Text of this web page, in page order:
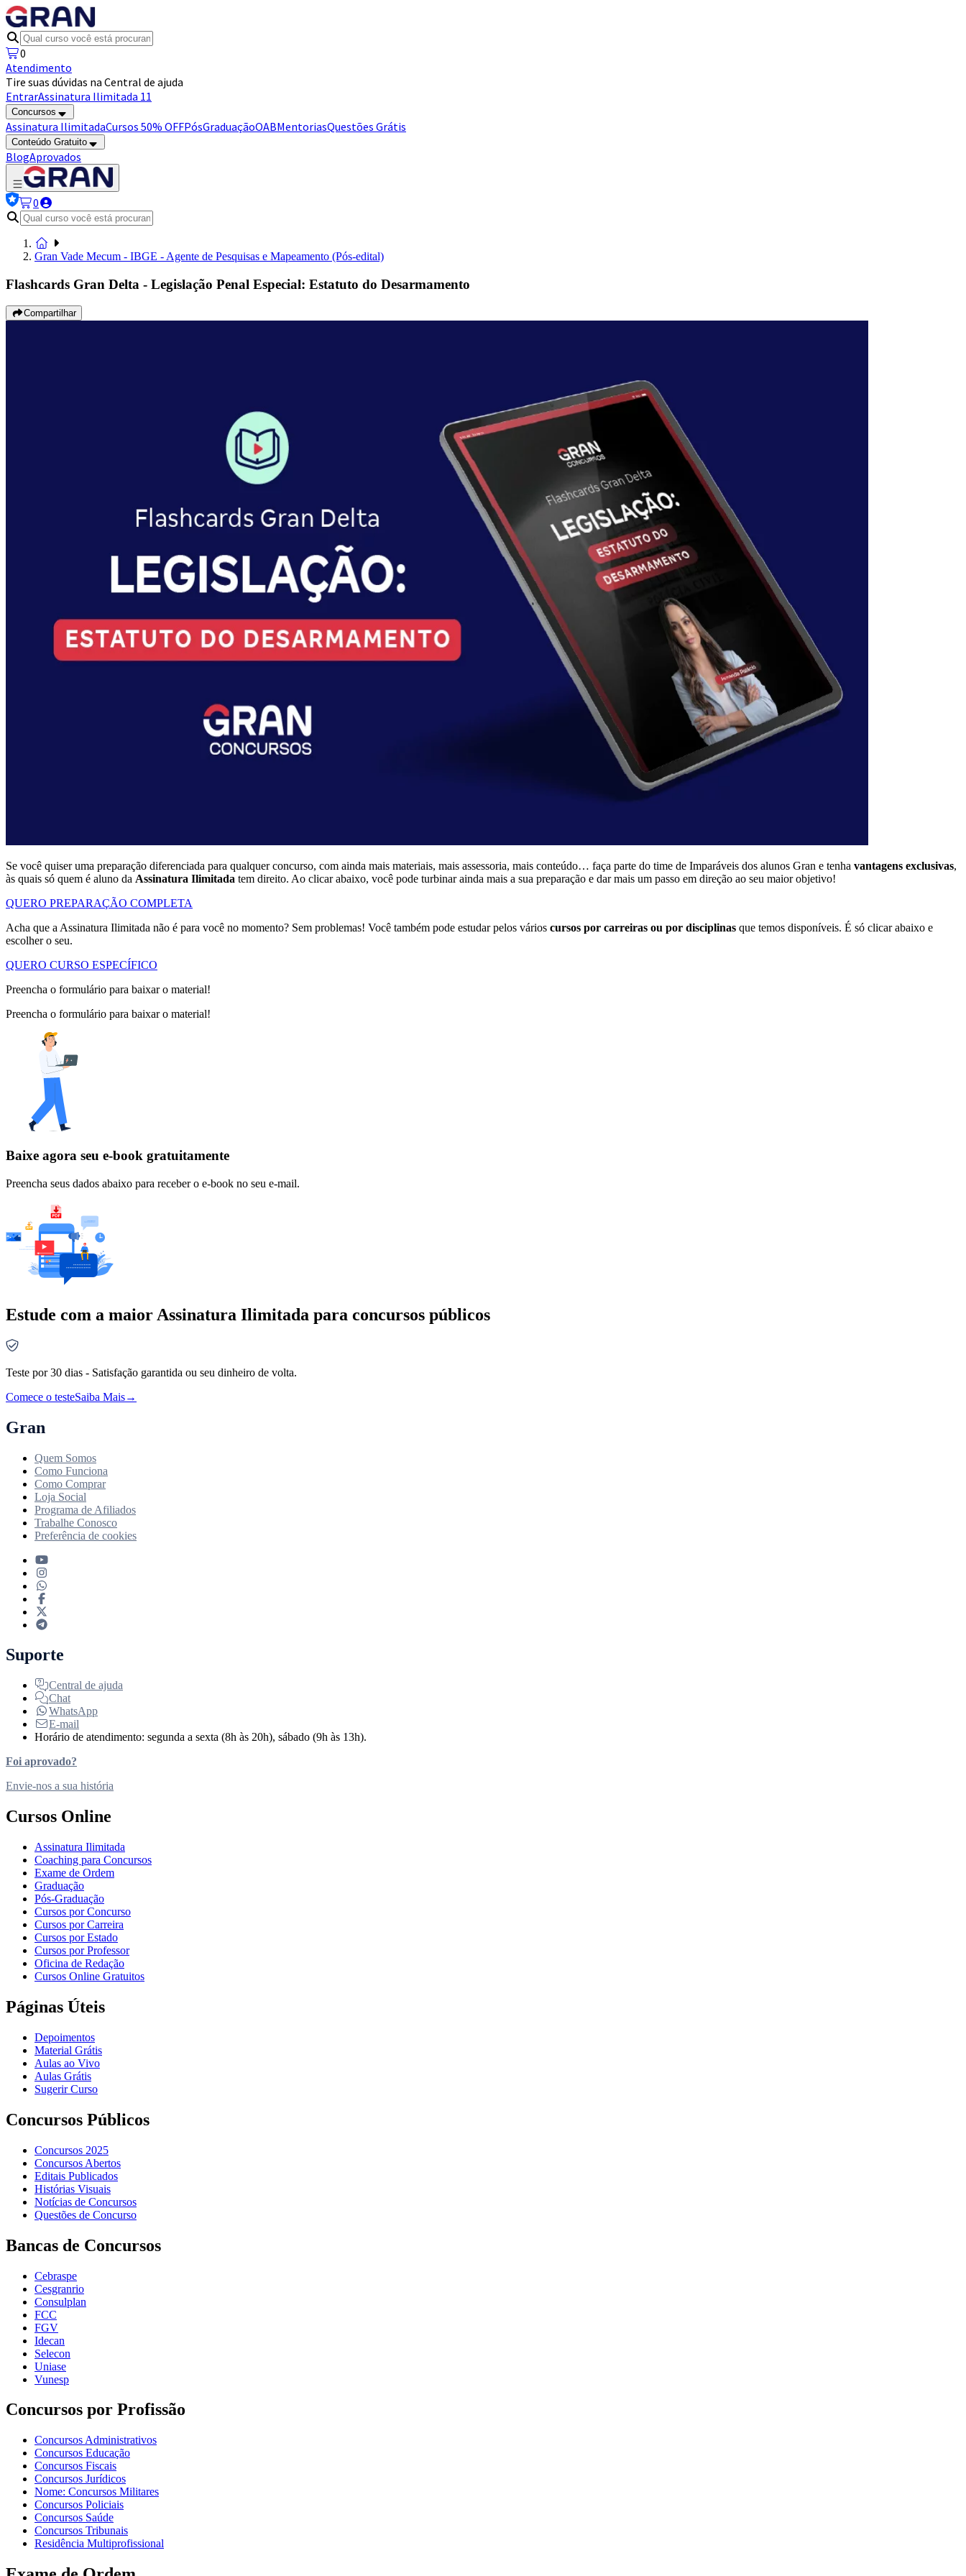
0
Atendimento
Tire suas dúvidas na Central de ajuda
EntrarAssinatura Ilimitada 11
Concursos
Assinatura IlimitadaCursos 50% OFFPósGraduaçãoOABMentoriasQuestões Grátis
Conteúdo Gratuito
BlogAprovados
0
Gran Vade Mecum - IBGE - Agente de Pesquisas e Mapeamento (Pós-edital)
Flashcards Gran Delta - Legislação Penal Especial: Estatuto do Desarmamento
Compartilhar
Se você quiser uma preparação diferenciada para qualquer concurso, com ainda mais materiais, mais assessoria, mais conteúdo… faça parte do time de Imparáveis dos alunos Gran e tenha vantagens exclusivas,
às quais só quem é aluno da Assinatura Ilimitada tem direito. Ao clicar abaixo, você pode turbinar ainda mais a sua preparação e dar mais um passo em direção ao seu maior objetivo!
QUERO PREPARAÇÃO COMPLETA
Acha que a Assinatura Ilimitada não é para você no momento? Sem problemas! Você também pode estudar pelos vários cursos por carreiras ou por disciplinas que temos disponíveis. É só clicar abaixo e
escolher o seu.
QUERO CURSO ESPECÍFICO
Preencha o formulário para baixar o material!
Preencha o formulário para baixar o material!
Baixe agora seu e-book gratuitamente
Preencha seus dados abaixo para receber o e-book no seu e-mail.
Estude com a maior Assinatura Ilimitada para concursos públicos
Teste por 30 dias - Satisfação garantida ou seu dinheiro de volta.
Comece o testeSaiba Mais→
Gran
Quem Somos
Como Funciona
Como Comprar
Loja Social
Programa de Afiliados
Trabalhe Conosco
Preferência de cookies
Suporte
Central de ajuda
Chat
WhatsApp
E-mail
Horário de atendimento: segunda a sexta (8h às 20h), sábado (9h às 13h).
Foi aprovado?
Envie-nos a sua história
Cursos Online
Assinatura Ilimitada
Coaching para Concursos
Exame de Ordem
Graduação
Pós-Graduação
Cursos por Concurso
Cursos por Carreira
Cursos por Estado
Cursos por Professor
Oficina de Redação
Cursos Online Gratuitos
Páginas Úteis
Depoimentos
Material Grátis
Aulas ao Vivo
Aulas Grátis
Sugerir Curso
Concursos Públicos
Concursos 2025
Concursos Abertos
Editais Publicados
Histórias Visuais
Notícias de Concursos
Questões de Concurso
Bancas de Concursos
Cebraspe
Cesgranrio
Consulplan
FCC
FGV
Idecan
Selecon
Uniase
Vunesp
Concursos por Profissão
Concursos Administrativos
Concursos Educação
Concursos Fiscais
Concursos Jurídicos
Nome: Concursos Militares
Concursos Policiais
Concursos Saúde
Concursos Tribunais
Residência Multiprofissional